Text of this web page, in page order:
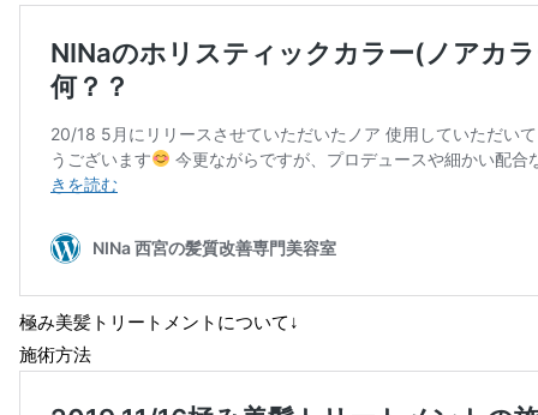
極み美髪トリートメントについて↓
施術方法